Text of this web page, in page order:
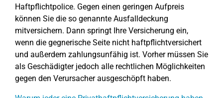
Haftpflichtpolice. Gegen einen geringen Aufpreis
können Sie die so genannte Ausfalldeckung
mitversichern. Dann springt Ihre Versicherung ein,
wenn die gegnerische Seite nicht haftpflichtversichert
und außerdem zahlungsunfähig ist. Vorher müssen Sie
als Geschädigter jedoch alle rechtlichen Möglichkeiten
gegen den Verursacher ausgeschöpft haben.